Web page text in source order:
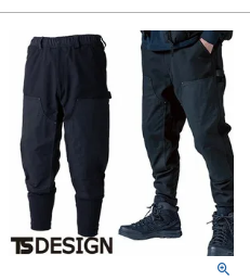
コンプリント入り引き手、右胸にはシ
リコンワッペン付き